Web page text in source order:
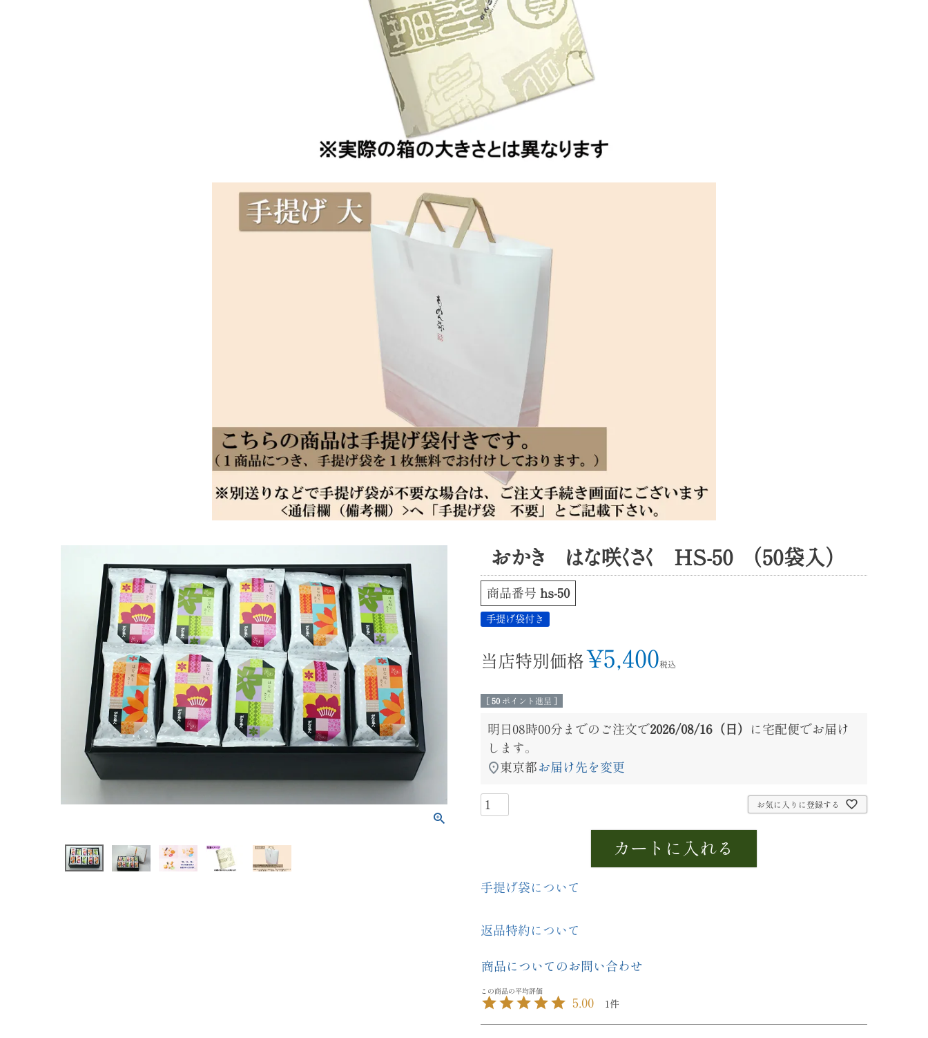
おかき はな咲くさく HS-50 （50袋入）
商品番号 hs-50
手提げ袋付き
当店特別価格 ¥5,400税込
[ 50 ポイント進呈 ]
明日08時00分 までのご注文で2026/08/16（日） に 宅配便でお届け
します。
東京都 お届け先を変更
お気に入りに登録する
カートに入れる
手提げ袋について
返品特約について
商品についてのお問い合わせ
5.00 1